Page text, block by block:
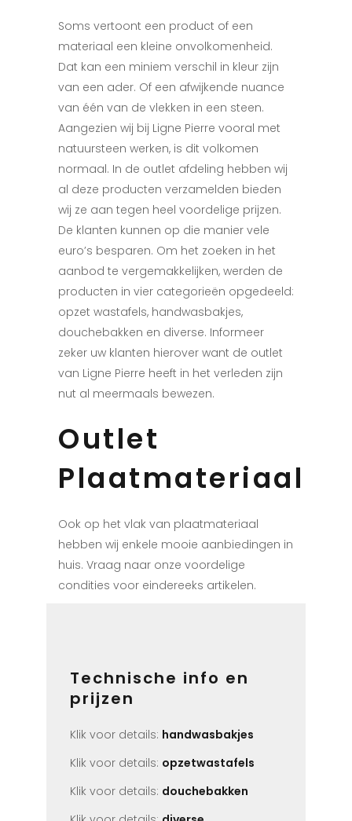
Soms vertoont een product of een
materiaal een kleine onvolkomenheid.
Dat kan een miniem verschil in kleur zijn
van een ader. Of een afwijkende nuance
van één van de vlekken in een steen.
Aangezien wij bij Ligne Pierre vooral met
natuursteen werken, is dit volkomen
normaal. In de outlet afdeling hebben wij
al deze producten verzamelden bieden
wij ze aan tegen heel voordelige prijzen.
De klanten kunnen op die manier vele
euro’s besparen. Om het zoeken in het
aanbod te vergemakkelijken, werden de
producten in vier categorieën opgedeeld:
opzet wastafels, handwasbakjes,
douchebakken en diverse. Informeer
zeker uw klanten hierover want de outlet
van Ligne Pierre heeft in het verleden zijn
nut al meermaals bewezen.
Outlet
Plaatmateriaal
Ook op het vlak van plaatmateriaal
hebben wij enkele mooie aanbiedingen in
huis. Vraag naar onze voordelige
condities voor eindereeks artikelen.
Technische info en
prijzen
Klik voor details: handwasbakjes
Klik voor details: opzetwastafels
Klik voor details: douchebakken